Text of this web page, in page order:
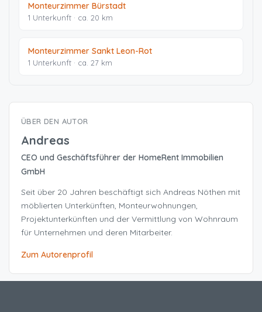
Monteurzimmer Bürstadt
1 Unterkunft · ca. 20 km
Monteurzimmer Sankt Leon-Rot
1 Unterkunft · ca. 27 km
ÜBER DEN AUTOR
Andreas
CEO und Geschäftsführer der HomeRent Immobilien
GmbH
Seit über 20 Jahren beschäftigt sich Andreas Nöthen mit
möblierten Unterkünften, Monteurwohnungen,
Projektunterkünften und der Vermittlung von Wohnraum
für Unternehmen und deren Mitarbeiter.
Zum Autorenprofil